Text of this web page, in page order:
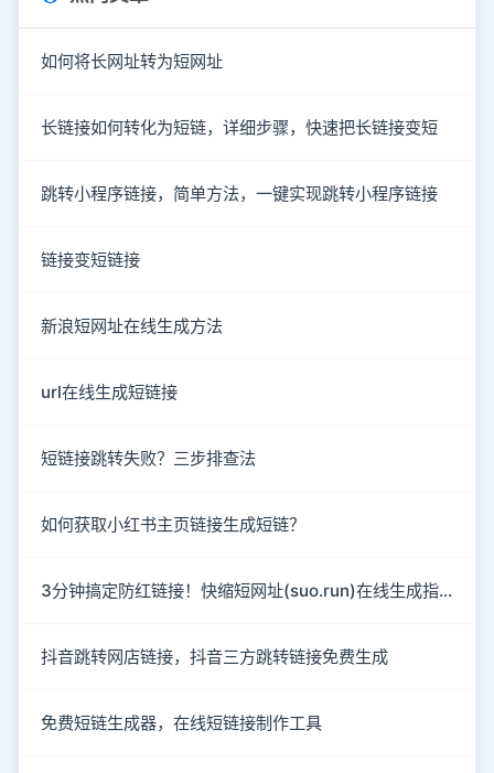
如何将长网址转为短网址
长链接如何转化为短链，详细步骤，快速把长链接变短
跳转小程序链接，简单方法，一键实现跳转小程序链接
链接变短链接
新浪短网址在线生成方法
url在线生成短链接
短链接跳转失败？三步排查法
如何获取小红书主页链接生成短链？
3分钟搞定防红链接！快缩短网址(suo.run)在线生成指南
抖音跳转网店链接，抖音三方跳转链接免费生成
免费短链生成器，在线短链接制作工具